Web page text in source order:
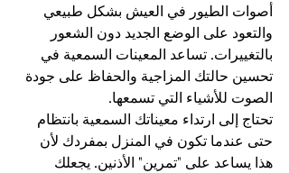
أصوات الطيور في العيش بشكل طبيعي
والتعود على الوضع الجديد دون الشعور
بالتغييرات. تساعد المعينات السمعية في
تحسين حالتك المزاجية والحفاظ على جودة
الصوت للأشياء التي تسمعها.
تحتاج إلى ارتداء معيناتك السمعية بانتظام
حتى عندما تكون في المنزل بمفردك لأن
هذا يساعد على "تمرين" الأذنين. يجعلك